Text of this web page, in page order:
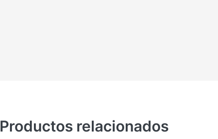
Productos relacionados